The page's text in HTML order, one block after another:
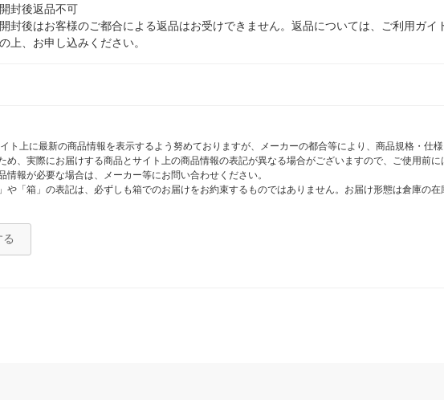
開封後返品不可
開封後はお客様のご都合による返品はお受けできません。返品については、ご利用ガ
の上、お申し込みください。
ト上に最新の商品情報を表示するよう努めておりますが、メーカーの都合等により、商品規格・仕
め、実際にお届けする商品とサイト上の商品情報の表記が異なる場合がございますので、ご使用前
情報が必要な場合は、メーカー等にお問い合わせください。
や「箱」の表記は、必ずしも箱でのお届けをお約束するものではありません。お届け形態は倉庫の